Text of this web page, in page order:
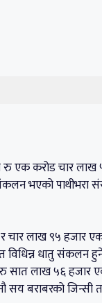
रु एक करोड चार
भएको पाथीभरा
चार लाख ९५ हजार
विधिन्न धातु संकलन
सात लाख ५६
बराबरको जिन्सी